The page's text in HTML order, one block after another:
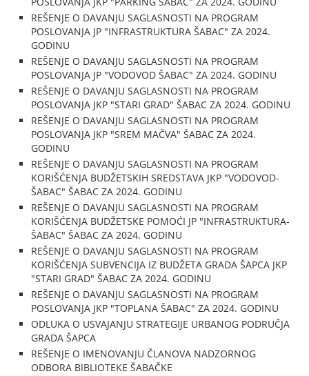
REŠENJE O DAVANJU SAGLASNOSTI NA PROGRAM
POSLOVANJA JP "INFRASTRUKTURA ŠABAC" ZA 2024.
GODINU
REŠENJE O DAVANJU SAGLASNOSTI NA PROGRAM
POSLOVANJA JP "VODOVOD ŠABAC" ZA 2024. GODINU
REŠENJE O DAVANJU SAGLASNOSTI NA PROGRAM
POSLOVANJA JKP "STARI GRAD" ŠABAC ZA 2024. GODINU
REŠENJE O DAVANJU SAGLASNOSTI NA PROGRAM
POSLOVANJA JKP "SREM MAČVA" ŠABAC ZA 2024.
GODINU
REŠENJE O DAVANJU SAGLASNOSTI NA PROGRAM
KORIŠĆENJA BUDŽETSKIH SREDSTAVA JKP "VODOVOD-
ŠABAC" ŠABAC ZA 2024. GODINU
REŠENJE O DAVANJU SAGLASNOSTI NA PROGRAM
KORIŠĆENJA BUDŽETSKE POMOĆI JP "INFRASTRUKTURA-
ŠABAC" ŠABAC ZA 2024. GODINU
REŠENJE O DAVANJU SAGLASNOSTI NA PROGRAM
KORIŠĆENJA SUBVENCIJA IZ BUDŽETA GRADA ŠAPCA JKP
"STARI GRAD" ŠABAC ZA 2024. GODINU
REŠENJE O DAVANJU SAGLASNOSTI NA PROGRAM
POSLOVANJA JKP "TOPLANA ŠABAC" ZA 2024. GODINU
ODLUKA O USVAJANJU STRATEGIJE URBANOG PODRUČJA
GRADA ŠAPCA
REŠENJE O IMENOVANJU ČLANOVA NADZORNOG
ODBORA BIBLIOTEKE ŠABAČKE